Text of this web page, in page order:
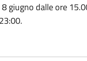
giugno dalle ore